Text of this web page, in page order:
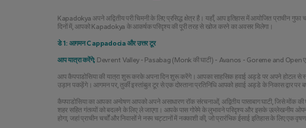
Kapadokya अपने अद्वितीय परी चिमनी के लिए प्रसिद्ध क्षेत्र है। यहाँ, आप इतिहास में आयोजित प्राचीन गुफा
दिनों में, आपको Kapadokya के आकर्षक परिदृश्य की पूरी तरह से खोज करने का अवसर मिलेगा।
डे 1: आगमन Cappadocia और उत्तर टूर
आप यात्रा करेंगे; Devrent Valley - Pasabag (Monk की घाटी) - Avanos - Goreme and Open
आप कैपपाडोसिया की यात्रा शुरू करके अपना दिन शुरू करेंगे। आपका साहसिक हवाई अड्डे पर अपने होटल से
उड़ान पकड़ेंगे। आगमन पर, तुर्की इस्तांबुल टूर से एक दोस्ताना प्रतिनिधि आपको हवाई अड्डे के निकास द्वार पर
कैपपाडोसिया का आपका अन्वेषण आपको अपने असाधारण रॉक संरचनाओं, अद्वितीय पासाबाग घाटी, जिसे मोंक
शहर सहित गंतव्यों को बदलने के लिए ले जाएगा। आपके पास गोरेमे के लुभावने परिदृश्य और इसके उल्लेखनीय
होगा, जहां प्राचीन चर्चों और निवासों ने नरम चट्टानों में नक्काशी की, जो प्रारंभिक ईसाई इतिहास के लिए एक